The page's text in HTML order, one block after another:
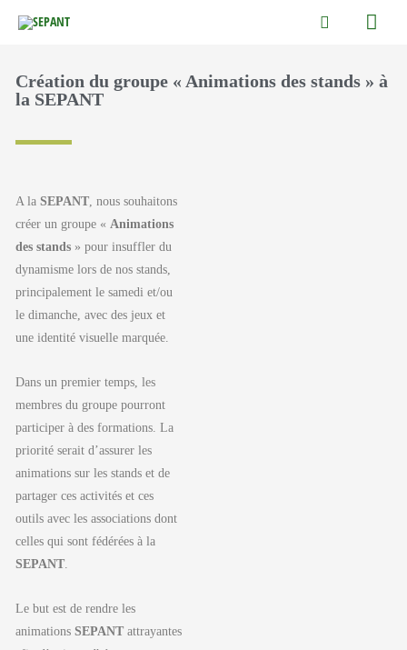
Rechercher
Création du groupe « Animations des stands » à
la SEPANT
A laSEPANT , nous souhaitons
créer un groupe « Animations
des stands » pour insuffler du
dynamisme lors de nos stands,
principalement le samedi et/ou
le dimanche, avec des jeux et
une identité visuelle marquée.
Dans un premier temps, les
membres du groupe pourront
participer à des formations. La
priorité serait d’assurer les
animations sur les stands et de
partager ces activités et ces
outils avec les associations dont
celles qui sont fédérées à la
SEPANT
Le but est de rendre les
animationsSEPANT attrayantes